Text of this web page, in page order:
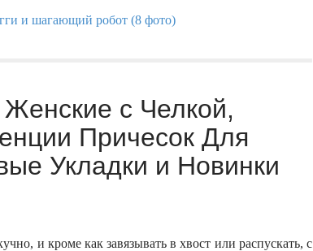
с Челкой,
Причесок Для
Укладки и Новинки
и кроме как завязывать в хвост или распускать, с